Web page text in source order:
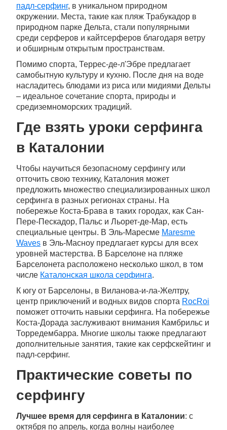
падл-серфинг, в уникальном природном
окружении. Места, такие как пляж Трабукадор в
природном парке Дельта, стали популярными
среди серферов и кайтсерферов благодаря ветру
и обширным открытым пространствам.
Помимо спорта, Террес-де-л'Эбре предлагает
самобытную культуру и кухню. После дня на воде
насладитесь блюдами из риса или мидиями Дельты
– идеальное сочетание спорта, природы и
средиземноморских традиций.
Где взять уроки серфинга
в Каталонии
Чтобы научиться безопасному серфингу или
отточить свою технику, Каталония может
предложить множество специализированных школ
серфинга в разных регионах страны. На
побережье Коста-Брава в таких городах, как Сан-
Пере-Пескадор, Пальс и Льорет-де-Мар, есть
специальные центры. В Эль-Маресме Maresme
Waves в Эль-Масноу предлагает курсы для всех
уровней мастерства. В Барселоне на пляже
Барселонета расположено несколько школ, в том
числе Каталонская школа серфинга.
К югу от Барселоны, в Виланова-и-ла-Желтру,
центр приключений и водных видов спорта RocRoi
поможет отточить навыки серфинга. На побережье
Коста-Дорада заслуживают внимания Камбрильс и
Торредембарра. Многие школы также предлагают
дополнительные занятия, такие как серфскейтинг и
падл-серфинг.
Практические советы по
серфингу
Лучшее время для серфинга в Каталонии: с
октября по апрель, когда волны наиболее